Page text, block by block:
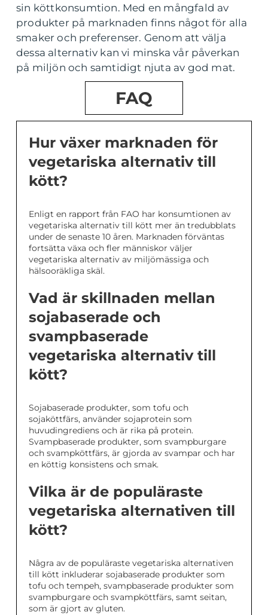
sin köttkonsumtion. Med en mångfald av
produkter på marknaden finns något för alla
smaker och preferenser. Genom att välja
dessa alternativ kan vi minska vår påverkan
på miljön och samtidigt njuta av god mat.
FAQ
Hur växer marknaden för
vegetariska alternativ till
kött?
Enligt en rapport från FAO har konsumtionen av
vegetariska alternativ till kött mer än tredubblats
under de senaste 10 åren. Marknaden förväntas
fortsätta växa och fler människor väljer
vegetariska alternativ av miljömässiga och
hälsooräkliga skäl.
Vad är skillnaden mellan
sojabaserade och
svampbaserade
vegetariska alternativ till
kött?
Sojabaserade produkter, som tofu och
sojaköttfärs, använder sojaprotein som
huvudingrediens och är rika på protein.
Svampbaserade produkter, som svampburgare
och svampköttfärs, är gjorda av svampar och har
en köttig konsistens och smak.
Vilka är de populäraste
vegetariska alternativen till
kött?
Några av de populäraste vegetariska alternativen
till kött inkluderar sojabaserade produkter som
tofu och tempeh, svampbaserade produkter som
svampburgare och svampköttfärs, samt seitan,
som är gjort av gluten.